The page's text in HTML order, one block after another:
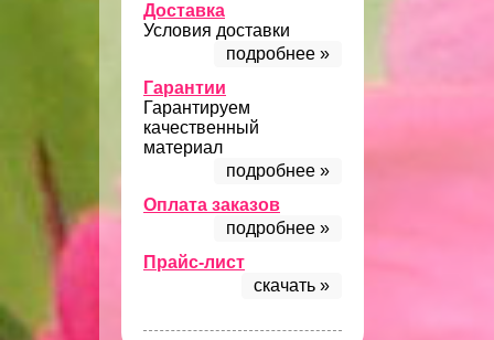
Доставка
Условия доставки
подробнее »
Гарантии
Гарантируем
качественный
материал
подробнее »
Оплата заказов
подробнее »
Прайс-лист
скачать »